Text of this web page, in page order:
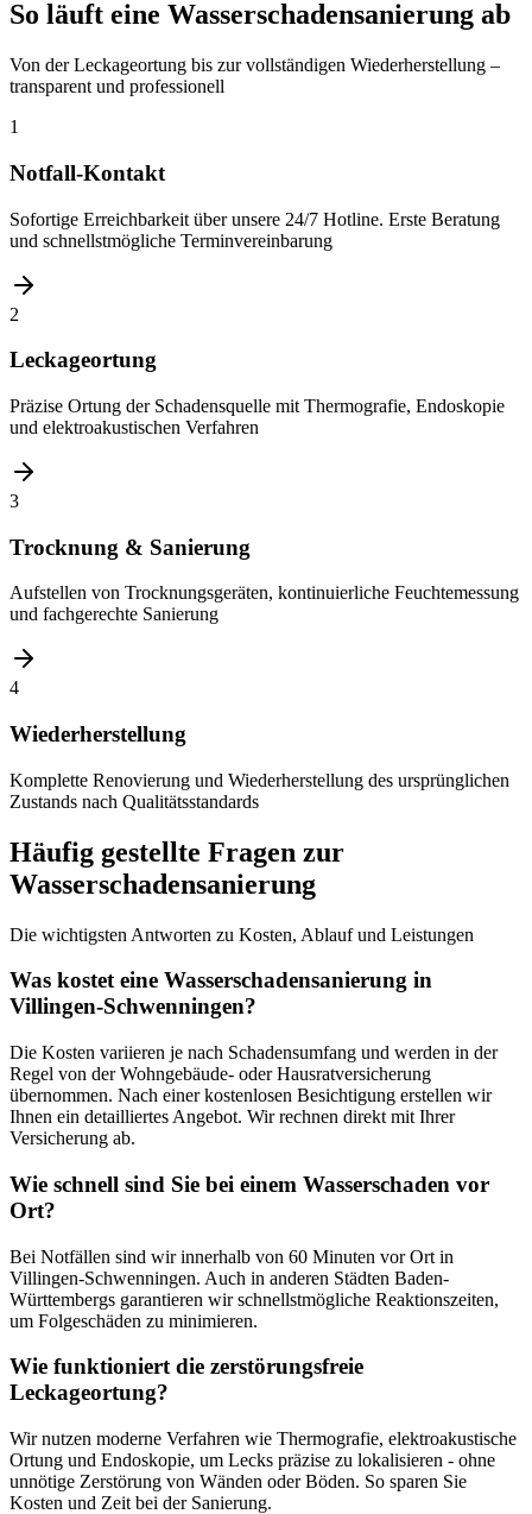
So läuft eine Wasserschadensanierung ab
Von der Leckageortung bis zur vollständigen Wiederherstellung –
transparent und professionell
1
Notfall-Kontakt
Sofortige Erreichbarkeit über unsere 24/7 Hotline. Erste Beratung
und schnellstmögliche Terminvereinbarung
2
Leckageortung
Präzise Ortung der Schadensquelle mit Thermografie, Endoskopie
und elektroakustischen Verfahren
3
Trocknung & Sanierung
Aufstellen von Trocknungsgeräten, kontinuierliche Feuchtemessung
und fachgerechte Sanierung
4
Wiederherstellung
Komplette Renovierung und Wiederherstellung des ursprünglichen
Zustands nach Qualitätsstandards
Häufig gestellte Fragen zur
Wasserschadensanierung
Die wichtigsten Antworten zu Kosten, Ablauf und Leistungen
Was kostet eine Wasserschadensanierung in
Villingen-Schwenningen?
Die Kosten variieren je nach Schadensumfang und werden in der
Regel von der Wohngebäude- oder Hausratversicherung
übernommen. Nach einer kostenlosen Besichtigung erstellen wir
Ihnen ein detailliertes Angebot. Wir rechnen direkt mit Ihrer
Versicherung ab.
Wie schnell sind Sie bei einem Wasserschaden vor
Ort?
Bei Notfällen sind wir innerhalb von 60 Minuten vor Ort in
Villingen-Schwenningen. Auch in anderen Städten Baden-
Württembergs garantieren wir schnellstmögliche Reaktionszeiten,
um Folgeschäden zu minimieren.
Wie funktioniert die zerstörungsfreie
Leckageortung?
Wir nutzen moderne Verfahren wie Thermografie, elektroakustische
Ortung und Endoskopie, um Lecks präzise zu lokalisieren - ohne
unnötige Zerstörung von Wänden oder Böden. So sparen Sie
Kosten und Zeit bei der Sanierung.